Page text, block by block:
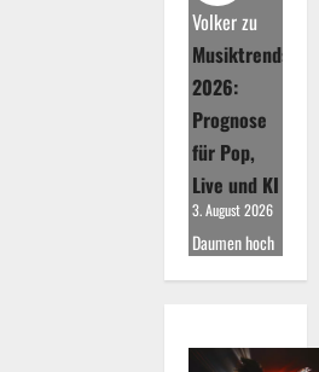
Volkerzu
Musiktrends
2026:
Prognose
für Pop,
Live und KI
3. August 2026
Daumen hoch